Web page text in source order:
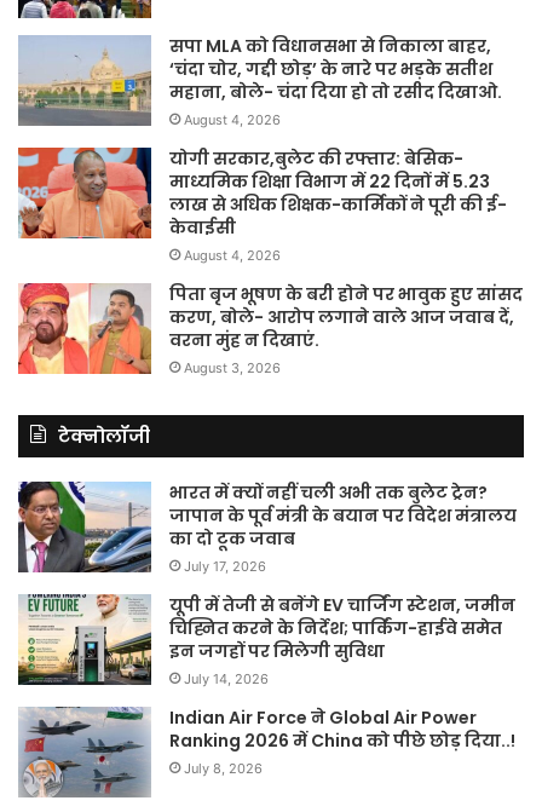
सपा MLA को विधानसभा से निकाला बाहर,
‘चंदा चोर, गद्दी छोड़’ के नारे पर भड़के सतीश
महाना, बोले- चंदा दिया हो तो रसीद दिखाओ.
August 4, 2026
योगी सरकार,बुलेट की रफ्तार: बेसिक-
माध्यमिक शिक्षा विभाग में 22 दिनों में 5.23
लाख से अधिक शिक्षक-कार्मिकों ने पूरी की ई-
केवाईसी
August 4, 2026
पिता बृज भूषण के बरी होने पर भावुक हुए सांसद
करण, बोले- आरोप लगाने वाले आज जवाब दें,
वरना मुंह न दिखाएं.
August 3, 2026
टेक्नोलॉजी
भारत में क्यों नहीं चली अभी तक बुलेट ट्रेन?
जापान के पूर्व मंत्री के बयान पर विदेश मंत्रालय
का दो टूक जवाब
July 17, 2026
यूपी में तेजी से बनेंगे EV चार्जिंग स्टेशन, जमीन
चिह्नित करने के निर्देश; पार्किंग-हाईवे समेत
इन जगहों पर मिलेगी सुविधा
July 14, 2026
Indian Air Force ने Global Air Power
Ranking 2026 में China को पीछे छोड़ दिया..!
July 8, 2026